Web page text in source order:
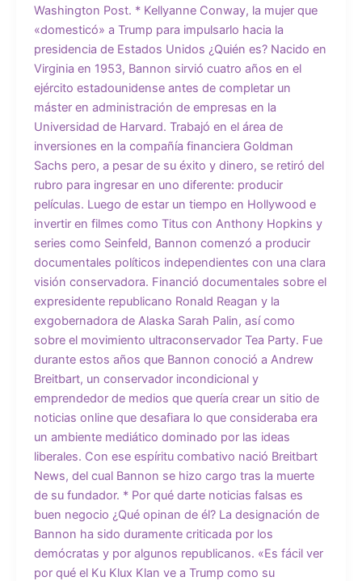
Washington Post. * Kellyanne Conway, la mujer que
«domesticó» a Trump para impulsarlo hacia la
presidencia de Estados Unidos ¿Quién es? Nacido en
Virginia en 1953, Bannon sirvió cuatro años en el
ejército estadounidense antes de completar un
máster en administración de empresas en la
Universidad de Harvard. Trabajó en el área de
inversiones en la compañía financiera Goldman
Sachs pero, a pesar de su éxito y dinero, se retiró del
rubro para ingresar en uno diferente: producir
películas. Luego de estar un tiempo en Hollywood e
invertir en filmes como Titus con Anthony Hopkins y
series como Seinfeld, Bannon comenzó a producir
documentales políticos independientes con una clara
visión conservadora. Financió documentales sobre el
expresidente republicano Ronald Reagan y la
exgobernadora de Alaska Sarah Palin, así como
sobre el movimiento ultraconservador Tea Party. Fue
durante estos años que Bannon conoció a Andrew
Breitbart, un conservador incondicional y
emprendedor de medios que quería crear un sitio de
noticias online que desafiara lo que consideraba era
un ambiente mediático dominado por las ideas
liberales. Con ese espíritu combativo nació Breitbart
News, del cual Bannon se hizo cargo tras la muerte
de su fundador. * Por qué darte noticias falsas es
buen negocio ¿Qué opinan de él? La designación de
Bannon ha sido duramente criticada por los
demócratas y por algunos republicanos. «Es fácil ver
por qué el Ku Klux Klan ve a Trump como su